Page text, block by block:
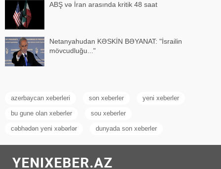
ABŞ və İran arasında kritik 48 saat
Netanyahudan KƏSKİN BƏYANAT: "İsrailin
mövcudluğu..."
azerbaycan xeberleri son xeberler yeni xeberler
bu gune olan xeberler sou xeberler
cəbhədən yeni xəbərlər dunyada son xeberler